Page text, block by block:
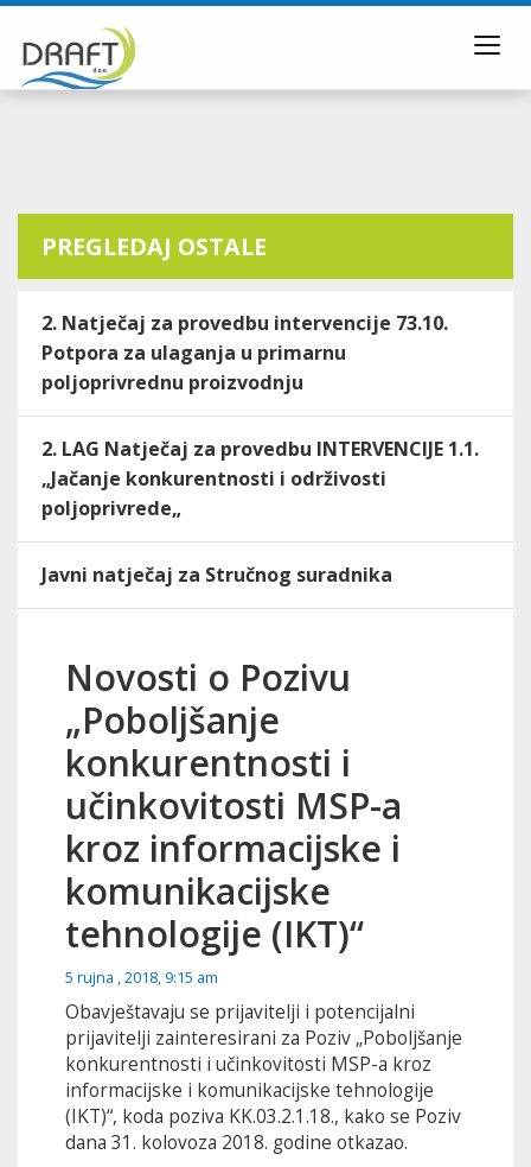
PREGLEDAJ OSTALE
2. Natječaj za provedbu intervencije 73.10.
Potpora za ulaganja u primarnu
poljoprivrednu proizvodnju
2. LAG Natječaj za provedbu INTERVENCIJE 1.1.
„Jačanje konkurentnosti i održivosti
poljoprivrede„
Javni natječaj za Stručnog suradnika
Novosti o Pozivu
„Poboljšanje
konkurentnosti i
učinkovitosti MSP-a
kroz informacijske i
komunikacijske
tehnologije (IKT)“
5 rujna , 2018, 9:15 am
Obavještavaju se prijavitelji i potencijalni
prijavitelji zainteresirani za Poziv „Poboljšanje
konkurentnosti i učinkovitosti MSP-a kroz
informacijske i komunikacijske tehnologije
(IKT)“, koda poziva KK.03.2.1.18., kako se Poziv
dana 31. kolovoza 2018. godine otkazao.